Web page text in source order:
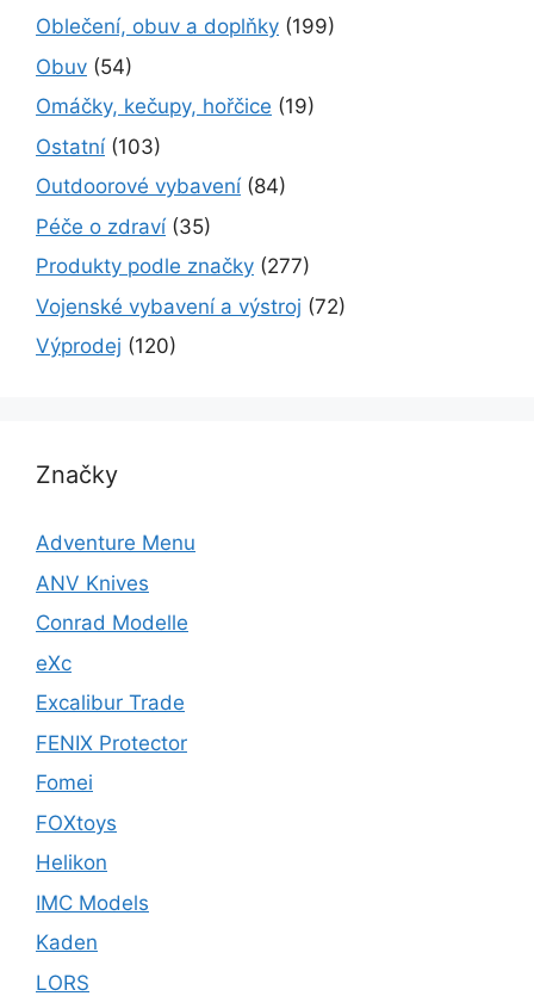
Oblečení, obuv a doplňky (199)
Obuv (54)
Omáčky, kečupy, hořčice (19)
Ostatní (103)
Outdoorové vybavení (84)
Péče o zdraví (35)
Produkty podle značky (277)
Vojenské vybavení a výstroj (72)
Výprodej (120)
Značky
Adventure Menu
ANV Knives
Conrad Modelle
eXc
Excalibur Trade
FENIX Protector
Fomei
FOXtoys
Helikon
IMC Models
Kaden
LORS